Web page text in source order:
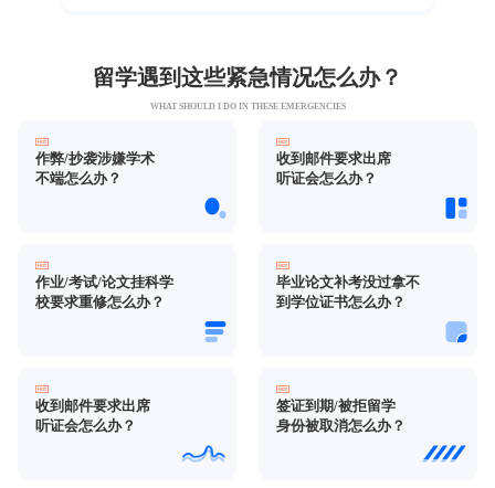
留学遇到这些紧急情况怎么办？
WHAT SHOULD I DO IN THESE EMERGENCIES
作弊/抄袭涉嫌学术
不端怎么办？
收到邮件要求出席
听证会怎么办？
作业/考试/论文挂科学
校要求重修怎么办？
毕业论文补考没过拿不
到学位证书怎么办？
收到邮件要求出席
听证会怎么办？
签证到期/被拒留学
身份被取消怎么办？